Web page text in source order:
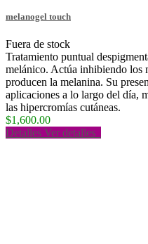
melanogel touch
Fuera de stock
Tratamiento puntual
melánico. Actúa inhibiendo los
producen la melanina. Su
aplicaciones a lo largo del día,
las hipercromías cutáneas.
$1,600.00
Detalles Ver detalles